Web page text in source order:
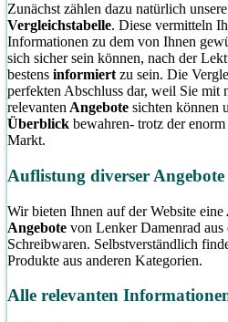
Zunächst zählen dazu natürlich unsere
Vergleichstabelle. Diese vermitteln
Informationen zu dem von Ihnen
sich sicher sein können, nach der
bestens informiert zu sein. Die
perfekten Abschluss dar, weil Sie mit
relevanten Angebote sichten können
Überblick bewahren- trotz der
Markt.
Auflistung diverser Angebote
Wir bieten Ihnen auf der Website eine
Angebote von Lenker Damenrad
Schreibwaren. Selbstverständlich
Produkte aus anderen Kategorien.
Alle relevanten